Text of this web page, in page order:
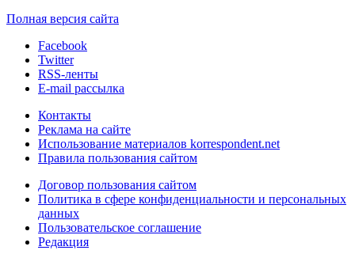
Полная версия сайта
Facebook
Twitter
RSS-ленты
E-mail рассылка
Контакты
Реклама на сайте
Использование материалов korrespondent.net
Правила пользования сайтом
Договор пользования сайтом
Политика в сфере конфиденциальности и персональных
данных
Пользовательское соглашение
Редакция